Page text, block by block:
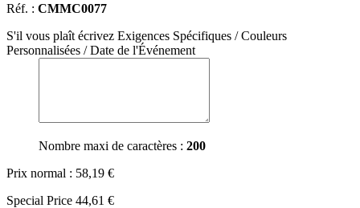
Réf. : CMMC0077
S'il vous plaît écrivez Exigences Spécifiques / Couleurs
Personnalisées / Date de l'Événement
Nombre maxi de caractères : 200
Prix normal : 58,19 €
Special Price 44,61 €